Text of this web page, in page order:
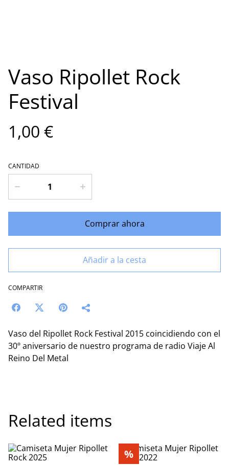
Vaso Ripollet Rock
Festival
1,00 €
CANTIDAD
Comprar ahora
Añadir a la cesta
COMPARTIR
Vaso del Ripollet Rock Festival 2015 coincidiendo con el
30º aniversario de nuestro programa de radio Viaje Al
Reino Del Metal
Related items
%